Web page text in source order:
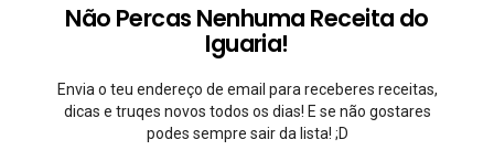
Não Percas Nenhuma Receita do
Iguaria!
Envia o teu endereço de email para receberes receitas,
dicas e truqes novos todos os dias! E se não gostares
podes sempre sair da lista! ;D